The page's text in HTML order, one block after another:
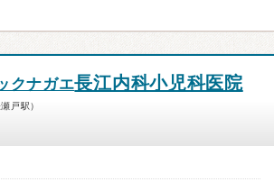
クナガエ長江内科小児科医院
戸駅）